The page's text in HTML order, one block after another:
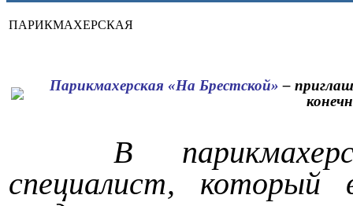
ПАРИКМАХЕРСКАЯ
Парикмахерская «На Брестской» –
В
специалист,